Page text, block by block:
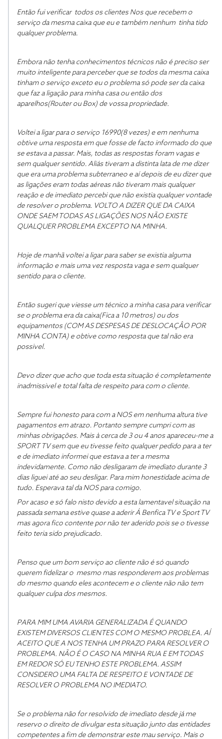
Então fui verificar todos os clientes Nos que recebem o
serviço da mesma caixa que eu e também nenhum tinha tido
qualquer problema.
Embora não tenha conhecimentos técnicos não é preciso ser
muito inteligente para perceber que se todos da mesma caixa
tinham o serviço exceto eu o problema só pode ser da caixa
que faz a ligação para minha casa ou então dos
aparelhos(Router ou Box) de vossa propriedade.
Voltei a ligar para o serviço 16990(8 vezes) e em nenhuma
obtive uma resposta em que fosse de facto informado do que
se estava a passar. Mais, todas as respostas foram vagas e
sem qualquer sentido. Aliás tiveram a distinta lata de me dizer
que era uma problema subterraneo e aí depois de eu dizer que
as ligações eram todas aéreas não tiveram mais qualquer
reação e de imediato percebi que não existia qualquer vontade
de resolver o problema. VOLTO A DIZER QUE DA CAIXA
ONDE SAEM TODAS AS LIGAÇÕES NOS NÃO EXISTE
QUALQUER PROBLEMA EXCEPTO NA MINHA.
Hoje de manhã voltei a ligar para saber se existia alguma
informação e mais uma vez resposta vaga e sem qualquer
sentido para o cliente.
Então sugeri que viesse um técnico a minha casa para verificar
se o problema era da caixa(Fica a 10 metros) ou dos
equipamentos (COM AS DESPESAS DE DESLOCAÇÂO POR
MINHA CONTA) e obtive como resposta que tal não era
possivel.
Devo dizer que acho que toda esta situação é completamente
inadmissivel e total falta de respeito para com o cliente.
Sempre fui honesto para com a NOS em nenhuma altura tive
pagamentos em atrazo. Portanto sempre cumpri com as
minhas obrigações. Mais à cerca de 3 ou 4 anos apareceu-me a
SPORT TV sem que eu tivesse feito qualquer pedido para a ter
e de imediato informei que estava a ter a mesma
indevidamente. Como não desligaram de imediato durante 3
dias liguei até ao seu desligar. Para mim honestidade acima de
tudo. Esperava tal da NOS para comigo.
Por acaso e só falo nisto devido a esta lamentavel situação na
passada semana estive quase a aderir Á Benfica TV e Sport TV
mas agora fico contente por não ter aderido pois se o tivesse
feito teria sido prejudicado.
Penso que um bom serviço ao cliente não é só quando
querem fidelizar o mesmo mas responderem aos problemas
do mesmo quando eles acontecem e o cliente não não tem
qualquer culpa dos mesmos.
PARA MIM UMA AVARIA GENERALIZADA É QUANDO
EXISTEM DIVERSOS CLIENTES COM O MESMO PROBLEA. AÍ
ACEITO QUE A NOS TENHA UM PRAZO PARA RESOLVER O
PROBLEMA. NÃO É O CASO NA MINHA RUA E EM TODAS
EM REDOR SÓ EU TENHO ESTE PROBLEMA. ASSIM
CONSIDERO UMA FALTA DE RESPEITO E VONTADE DE
RESOLVER O PROBLEMA NO IMEDIATO.
Se o problema não for resolvido de imediato desde já me
reservo o direito de divulgar esta situação junto das entidades
competentes a fim de demonstrar este mau serviço. Mais o